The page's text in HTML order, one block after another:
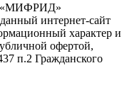
«МИФРИД»
интернет-сайт
характер и
офертой,
п.2 Гражданского